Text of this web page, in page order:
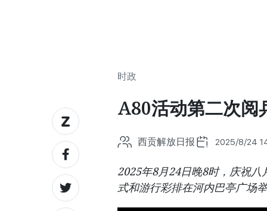
时政
A80活动第二次阅
西贡解放日报 2025/8/24
2025年8月24日晚8时，庆祝
式和游行彩排在河内巴亭广场